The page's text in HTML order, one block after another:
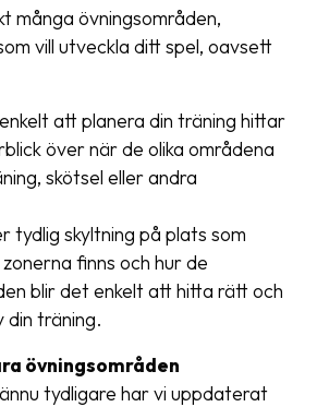
många övningsområden,
vill utveckla ditt spel, oavsett
att planera din träning hittar
över när de olika områdena
skötsel eller andra
tydlig skyltning på plats som
finns och hur de
blir det enkelt att hitta rätt och
din träning.
övningsområden
tydligare har vi uppdaterat